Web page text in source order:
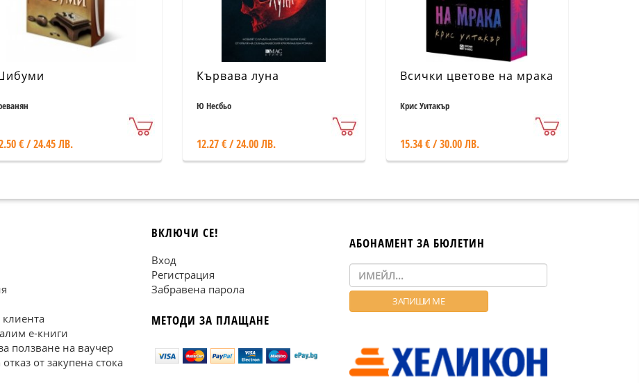
€ / 24.45 ЛВ.
Кървава луна
Ю Несбьо
12.27 € / 24.00 ЛВ.
Всички цветове на мрака
Крис Уитакър
15.34 € / 30.00 ЛВ.
е-книги
ползване на ваучер
от закупена стока
ВКЛЮЧИ СЕ!
Вход
Регистрация
Забравена парола
МЕТОДИ ЗА ПЛАЩАНЕ
АБОНАМЕНТ ЗА БЮЛЕТИН